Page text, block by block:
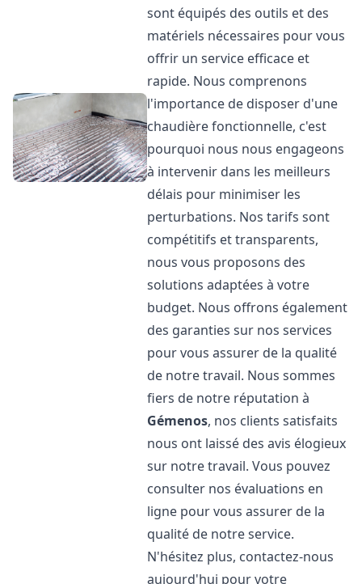
sont équipés des outils et des
matériels nécessaires pour vous
offrir un service efficace et
rapide. Nous comprenons
l'importance de disposer d'une
chaudière fonctionnelle, c'est
pourquoi nous nous engageons
à intervenir dans les meilleurs
délais pour minimiser les
perturbations. Nos tarifs sont
compétitifs et transparents,
nous vous proposons des
solutions adaptées à votre
budget. Nous offrons également
des garanties sur nos services
pour vous assurer de la qualité
de notre travail. Nous sommes
fiers de notre réputation à
Gémenos, nos clients satisfaits
nous ont laissé des avis élogieux
sur notre travail. Vous pouvez
consulter nos évaluations en
ligne pour vous assurer de la
qualité de notre service.
N'hésitez plus, contactez-nous
aujourd'hui pour votre